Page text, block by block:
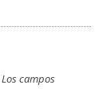
Los campos